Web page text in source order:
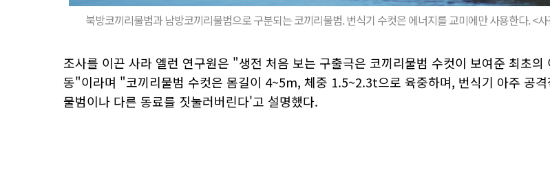
북방코끼리물범과 남방코끼리물범으로 구분되는 코끼리물범. 번식기 수컷은 에너지를 교미에만 사용한다. <
조사를 이끈 사라 엘런 연구원은 "생전 처음 보는 구출극은 코끼리물범 수컷이 보여준 최초의
동"이라며 "코끼리물범 수컷은 몸길이 4~5m, 체중 1.5~2.3t으로 육중하며, 번식기 아주 공격
물범이나 다른 동료를 짓눌러버린다'고 설명했다.